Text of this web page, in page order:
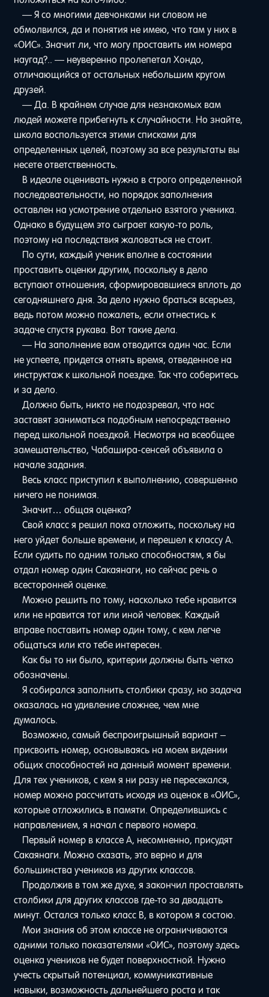
— Я со многими девчонками ни словом не
обмолвился, да и понятия не имею, что там у них в
«ОИС». Значит ли, что могу проставить им номера
наугад?.. — неуверенно пролепетал Хондо,
отличающийся от остальных небольшим кругом
друзей.
— Да. В крайнем случае для незнакомых вам
людей можете прибегнуть к случайности. Но знайте,
школа воспользуется этими списками для
определенных целей, поэтому за все результаты вы
несете ответственность.
В идеале оценивать нужно в строго определенной
последовательности, но порядок заполнения
оставлен на усмотрение отдельно взятого ученика.
Однако в будущем это сыграет какую-то роль,
поэтому на последствия жаловаться не стоит.
По сути, каждый ученик вполне в состоянии
проставить оценки другим, поскольку в дело
вступают отношения, сформировавшиеся вплоть до
сегодняшнего дня. За дело нужно браться всерьез,
ведь потом можно пожалеть, если отнестись к
задаче спустя рукава. Вот такие дела.
— На заполнение вам отводится один час. Если
не успеете, придется отнять время, отведенное на
инструктаж к школьной поездке. Так что соберитесь
и за дело.
Должно быть, никто не подозревал, что нас
заставят заниматься подобным непосредственно
перед школьной поездкой. Несмотря на всеобщее
замешательство, Чабашира-сенсей объявила о
начале задания.
Весь класс приступил к выполнению, совершенно
ничего не понимая.
Значит… общая оценка?
Свой класс я решил пока отложить, поскольку на
него уйдет больше времени, и перешел к классу A.
Если судить по одним только способностям, я бы
отдал номер один Сакаянаги, но сейчас речь о
всесторонней оценке.
Можно решить по тому, насколько тебе нравится
или не нравится тот или иной человек. Каждый
вправе поставить номер один тому, с кем легче
общаться или кто тебе интересен.
Как бы то ни было, критерии должны быть четко
обозначены.
Я собирался заполнить столбики сразу, но задача
оказалась на удивление сложнее, чем мне
думалось.
Возможно, самый беспроигрышный вариант –
присвоить номер, основываясь на моем видении
общих способностей на данный момент времени.
Для тех учеников, с кем я ни разу не пересекался,
номер можно рассчитать исходя из оценок в «ОИС»,
которые отложились в памяти. Определившись с
направлением, я начал с первого номера.
Первый номер в классе A, несомненно, присудят
Сакаянаги. Можно сказать, это верно и для
большинства учеников из других классов.
Продолжив в том же духе, я закончил проставлять
столбики для других классов где-то за двадцать
минут. Остался только класс B, в котором я состою.
Мои знания об этом классе не ограничиваются
одними только показателями «ОИС», поэтому здесь
оценка учеников не будет поверхностной. Нужно
учесть скрытый потенциал, коммуникативные
навыки, возможность дальнейшего роста и так